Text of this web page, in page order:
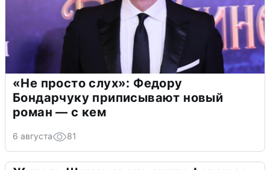
«Не просто слух»: Федору
Бондарчуку приписывают новый
роман — с кем
6 августа 81